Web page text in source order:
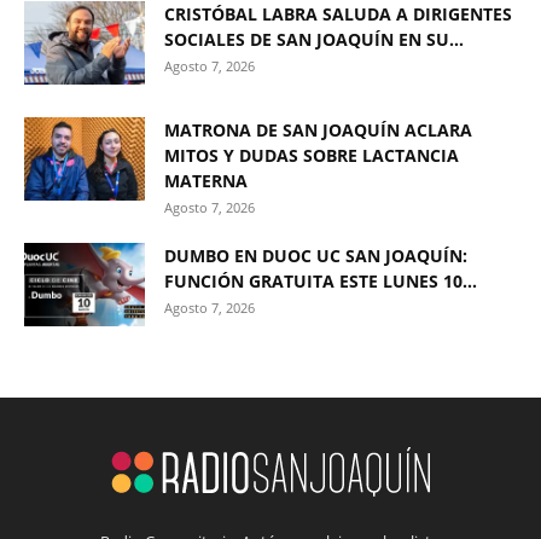
CRISTÓBAL LABRA SALUDA A DIRIGENTES
SOCIALES DE SAN JOAQUÍN EN SU...
Agosto 7, 2026
MATRONA DE SAN JOAQUÍN ACLARA
MITOS Y DUDAS SOBRE LACTANCIA
MATERNA
Agosto 7, 2026
DUMBO EN DUOC UC SAN JOAQUÍN:
FUNCIÓN GRATUITA ESTE LUNES 10...
Agosto 7, 2026